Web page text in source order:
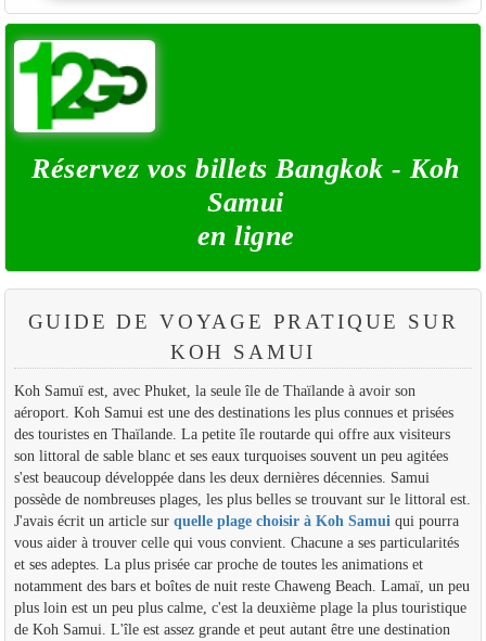
Réservez vos billets Bangkok - Koh
Samui
en ligne
GUIDE DE VOYAGE PRATIQUE SUR
KOH SAMUI
Koh Samuï est, avec Phuket, la seule île de Thaïlande à avoir son
aéroport. Koh Samui est une des destinations les plus connues et prisées
des touristes en Thaïlande. La petite île routarde qui offre aux visiteurs
son littoral de sable blanc et ses eaux turquoises souvent un peu agitées
s'est beaucoup développée dans les deux dernières décennies. Samui
possède de nombreuses plages, les plus belles se trouvant sur le littoral est.
J'avais écrit un article sur quelle plage choisir à Koh Samui qui pourra
vous aider à trouver celle qui vous convient. Chacune a ses particularités
et ses adeptes. La plus prisée car proche de toutes les animations et
notamment des bars et boîtes de nuit reste Chaweng Beach. Lamaï, un peu
plus loin est un peu plus calme, c'est la deuxième plage la plus touristique
de Koh Samui. L'île est assez grande et peut autant être une destination